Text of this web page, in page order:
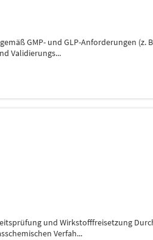
GMP- und GLP-Anforderungen (z.
Validierungs...
und Wirkstofffreisetzung
Verfah...